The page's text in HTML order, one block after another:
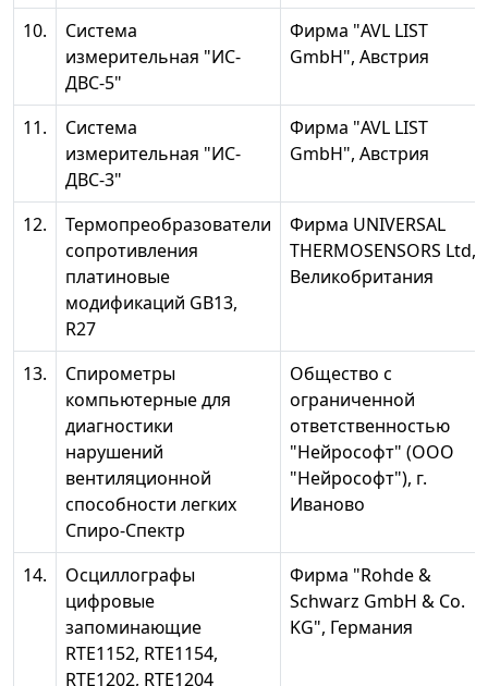
10.
Система
измерительная "ИС-
ДВС-5"
Фирма "AVL LIST
GmbH", Австрия
11.
Система
измерительная "ИС-
ДВС-3"
Фирма "AVL LIST
GmbH", Австрия
12.
Термопреобразователи
сопротивления
платиновые
модификаций GB13,
R27
Фирма UNIVERSAL
THERMOSENSORS Ltd,
Великобритания
13.
Спирометры
компьютерные для
диагностики
нарушений
вентиляционной
способности легких
Спиро-Спектр
Общество с
ограниченной
ответственностью
"Нейрософт" (ООО
"Нейрософт"), г.
Иваново
14.
Осциллографы
цифровые
запоминающие
RTE1152, RTE1154,
RTE1202, RTE1204
Фирма "Rohde &
Schwarz GmbH & Co.
KG", Германия